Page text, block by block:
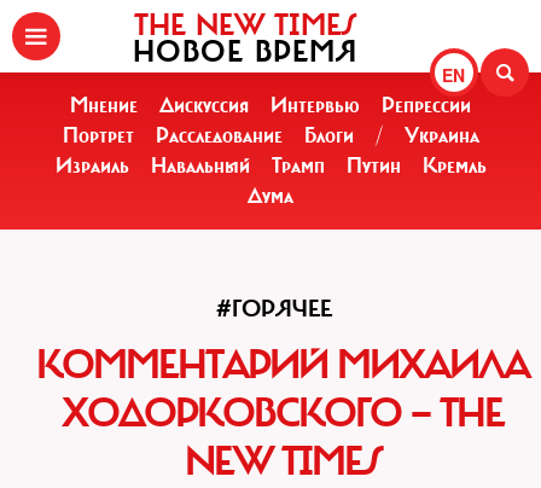
EN
THE NEW TIMES
НОВОЕ ВРЕМЯ
Мнение Дискуссия Интервью
Репрессии
Портрет
Расследование Блоги /
Украина
Израиль
Навальный Трамп Путин
Кремль
Дума
#ГОРЯЧЕЕ
КОММЕНТАРИЙ МИХАИЛА
ХОДОРКОВСКОГО — THE
NEW TIMES